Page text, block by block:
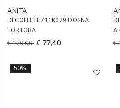
ANITA
DÉCOLLETÉ 711K029 DONNA
TORTORA
€ 129,00 € 77,40 €
50%